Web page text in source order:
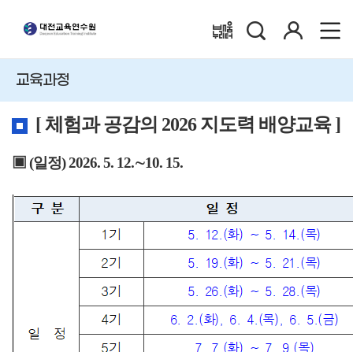
배움누리터
교육과정
[ 체험과 공감의 2026 지도력 배양교육 ]
▣ (일정) 2026. 5. 12.∼10. 15.